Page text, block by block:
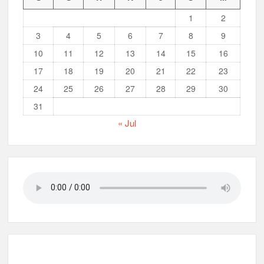
Peringanti Momentum Hardiknas, Kwarran Sedati Gelar Rapat
Kerja
1
2
3
4 5 6 7 8
9
10
11 12 13 14 15
16
17
18 19 20 21 22
23
24
25 26 27 28 29
30
31
« Jul